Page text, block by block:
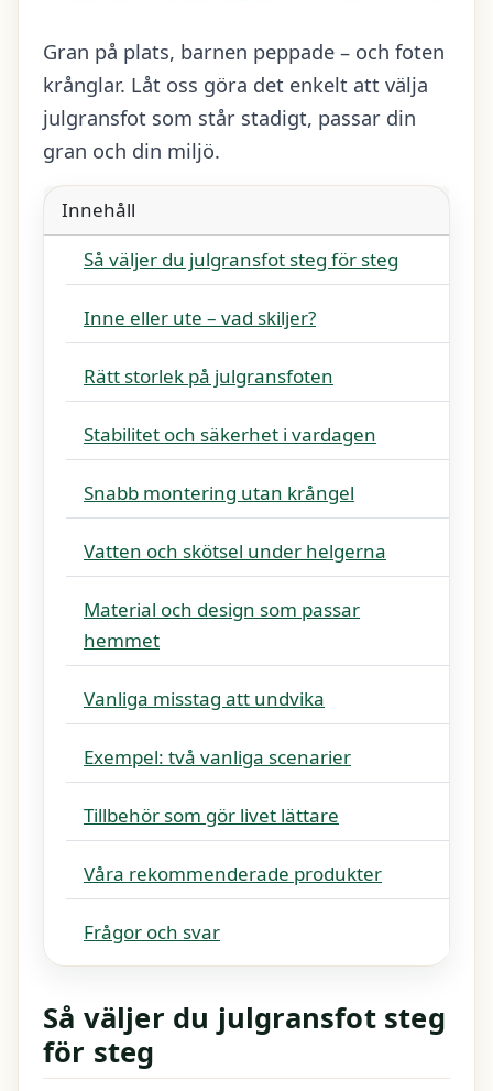
Gran på plats, barnen peppade – och foten
krånglar. Låt oss göra det enkelt att välja
julgransfot som står stadigt, passar din
gran och din miljö.
Innehåll
Så väljer du julgransfot steg för steg
Inne eller ute – vad skiljer?
Rätt storlek på julgransfoten
Stabilitet och säkerhet i vardagen
Snabb montering utan krångel
Vatten och skötsel under helgerna
Material och design som passar
hemmet
Vanliga misstag att undvika
Exempel: två vanliga scenarier
Tillbehör som gör livet lättare
Våra rekommenderade produkter
Frågor och svar
Så väljer du julgransfot steg
för steg